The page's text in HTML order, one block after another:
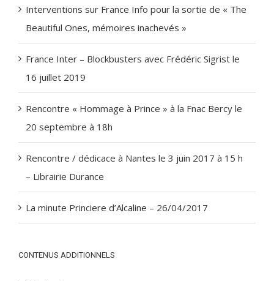
Interventions sur France Info pour la sortie de « The
Beautiful Ones, mémoires inachevés »
France Inter – Blockbusters avec Frédéric Sigrist le
16 juillet 2019
Rencontre « Hommage à Prince » à la Fnac Bercy le
20 septembre à 18h
Rencontre / dédicace à Nantes le 3 juin 2017 à 15 h
– Librairie Durance
La minute Princiere d’Alcaline – 26/04/2017
CONTENUS ADDITIONNELS